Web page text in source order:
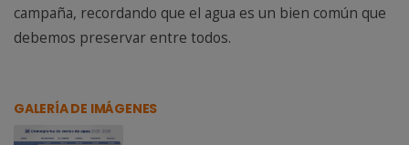
campaña, recordando que el agua es un bien común que
debemos preservar entre todos.
GALERÍA DE IMÁGENES